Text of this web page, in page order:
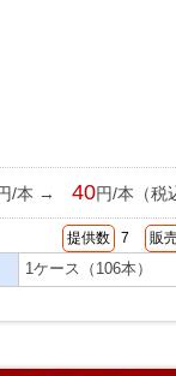
/本 → 40円/本（税
提供数 7 販
1ケース（106本）